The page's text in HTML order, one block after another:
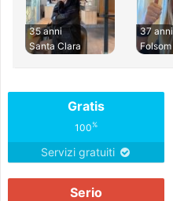
35 anni
Santa Clara
37 anni
Folsom
Gratis
100%
Servizi gratuiti
Serio